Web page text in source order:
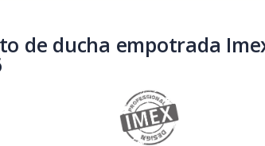
de ducha empotrada